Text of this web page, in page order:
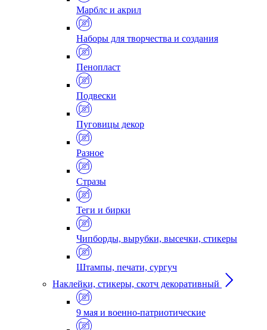
Марблс и акрил
Наборы для творчества и создания
Пенопласт
Подвески
Пуговицы декор
Разное
Стразы
Теги и бирки
Чипборды, вырубки, высечки, стикеры
Штампы, печати, сургуч
Наклейки, стикеры, скотч декоративный
9 мая и военно-патриотические